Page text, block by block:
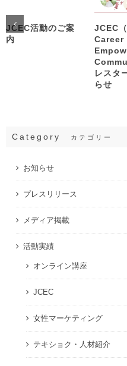
JCEC活動のご案
内
JCEC
Career
レスタ
らせ
Category カテゴリー
お知らせ
プレスリリース
メディア掲載
活動実績
オンライン講座
JCEC
女性マーケティング
テキショク・人材紹介